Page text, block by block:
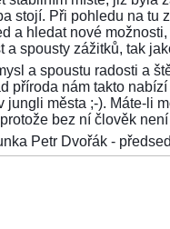
stojí. Při pohledu na tu
a hledat nové
a spousty zážitků, tak
a spoustu radosti a
příroda nám takto
jungli města ;-). Máte-li
bez ní člověk
Petr Dvořák -